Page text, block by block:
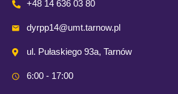
+48 14 636 03 80
dyrpp14@umt.tarnow.pl
ul. Pułaskiego 93a, Tarnów
6:00 - 17:00